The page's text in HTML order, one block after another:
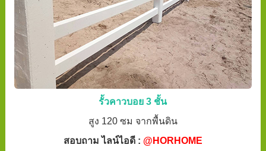
รั้วคาวบอย 3 ชั้น
สูง 120 ซม จากพื้นดิน
สอบถาม ไลน์ไอดี : @HORHOME